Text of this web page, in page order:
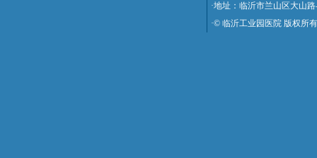
·地址：临沂市兰山区大山
·© 临沂工业园医院 版权所